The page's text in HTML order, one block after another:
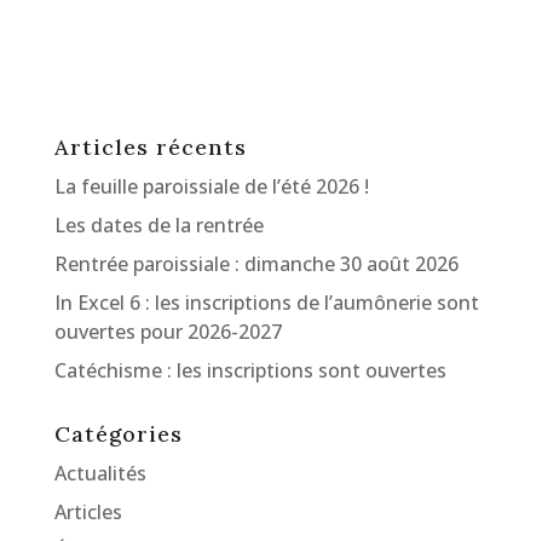
Articles récents
La feuille paroissiale de l’été 2026 !
Les dates de la rentrée
Rentrée paroissiale : dimanche 30 août 2026
In Excel 6 : les inscriptions de l’aumônerie sont
ouvertes pour 2026-2027
Catéchisme : les inscriptions sont ouvertes
Catégories
Actualités
Articles